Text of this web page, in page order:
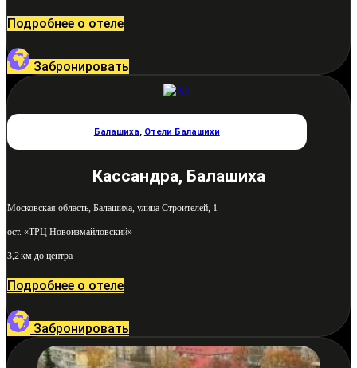
Подробнее о отеле
Забронировать
Балашиха, Отели Балашихи
Кассандра, Балашиха
Московская область, Балашиха, улица Строителей, 1
ост. «ТРЦ Новоизмайловский»
3,2 км до центра
Подробнее о отеле
Забронировать